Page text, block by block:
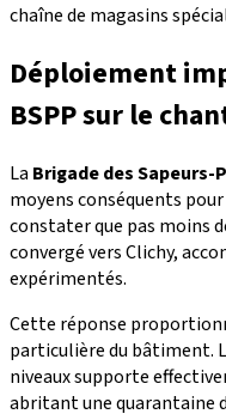
chaîne de magasins
Déploiement
BSPP sur le
La Brigade des Sapeurs-
moyens conséquents
constater que pas moins
convergé vers Clichy,
expérimentés.
Cette réponse
particulière du bâtiment.
niveaux supporte
abritant une quarantaine